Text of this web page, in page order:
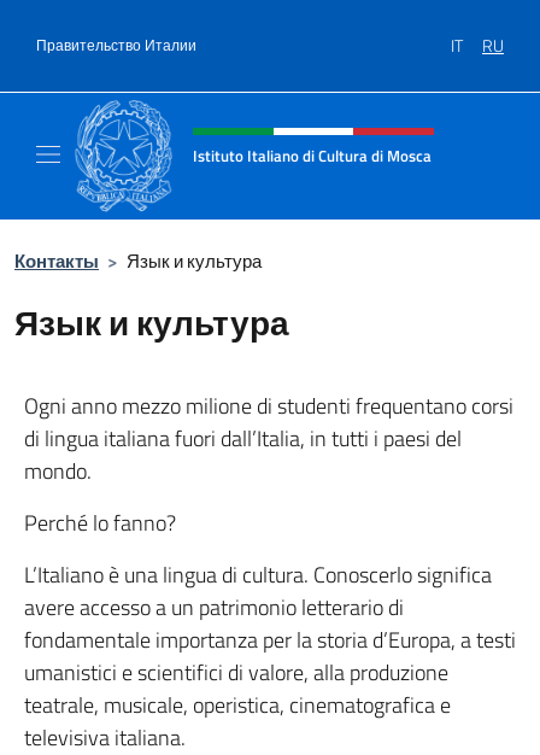
Правительство Италии IT RU
Шапка сайта, соцсети и
Istituto Italiano di Cultura di Mosca
Контакты > Язык и культура
Язык и культура
Ogni anno mezzo milione di studenti frequentano corsi
di lingua italiana fuori dall’Italia, in tutti i paesi del
mondo.
Perché lo fanno?
L’Italiano è una lingua di cultura. Conoscerlo significa
avere accesso a un patrimonio letterario di
fondamentale importanza per la storia d’Europa, a testi
umanistici e scientifici di valore, alla produzione
teatrale, musicale, operistica, cinematografica e
televisiva italiana.